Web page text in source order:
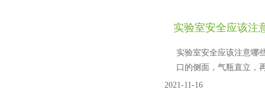
实验室安全应该注
实验室安全应该注意哪些
口的侧面，气瓶直立
2021-11-16